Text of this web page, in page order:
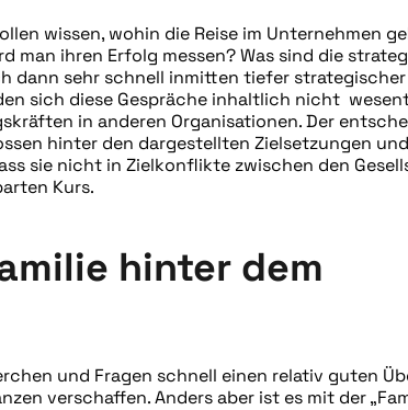
wissen, wohin die Reise im Unternehmen
man ihren Erfolg messen? Was sind die
dann sehr schnell inmitten tiefer
sich diese Gespräche inhaltlich nicht
in anderen Organisationen. Der
hinter den dargestellten Zielsetzungen
sie nicht in Zielkonflikte zwischen den
Kurs.
hinter dem
und Fragen schnell einen relativ guten
verschaffen. Anders aber ist es mit der